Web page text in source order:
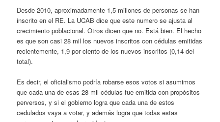
Desde 2010, aproximadamente 1,5 millones de personas se han
inscrito en el RE. La UCAB dice que este numero se ajusta al
crecimiento poblacional. Otros dicen que no. Está bien. El hecho
es que son casi 28 mil los nuevos inscritos con cédulas emitidas
recientemente, 1,9 por ciento de los nuevos inscritos (0,14 del
total).
Es decir, el oficialismo podría robarse esos votos si asumimos
que cada una de esas 28 mil cédulas fue emitida con propósitos
perversos, y si el gobierno logra que cada una de estos
cedulados vaya a votar, y además logra que todas estas